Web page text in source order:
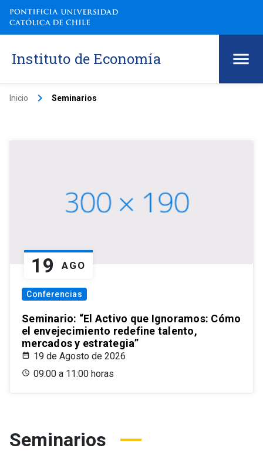
Instituto de Economía
Inicio keyboard_arrow_right Seminarios
19 AGO
Conferencias
Seminario: “El Activo que Ignoramos: Cómo
el envejecimiento redefine talento,
mercados y estrategia”
19 de Agosto de 2026
09:00 a 11:00 horas
Seminarios